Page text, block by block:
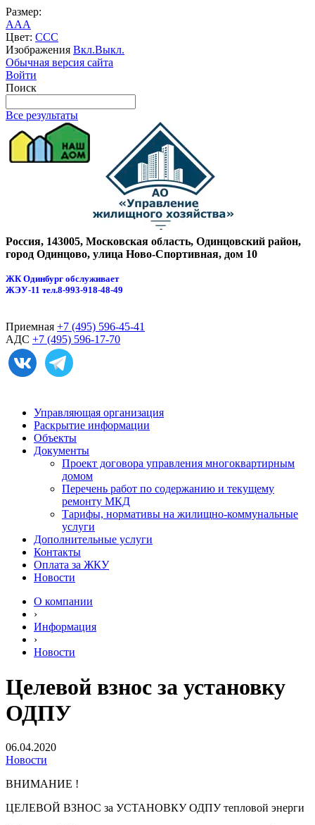
Размер:
AAA
Цвет: CCC
Изображения Вкл.Выкл.
Обычная версия сайта
Войти
Поиск
Все результаты
Россия, 143005, Московская область, Одинцовский район,
город Одинцово, улица Ново-Спортивная, дом 10
ЖК Одинбург обслуживает
ЖЭУ-11 тел.8-993-918-48-49
Приемная +7 (495) 596-45-41
АДС +7 (495) 596-17-70
Управляющая организация
Раскрытие информации
Объекты
Документы
Проект договора управления многоквартирным
домом
Перечень работ по содержанию и текущему
ремонту МКД
Тарифы, нормативы на жилищно-коммунальные
услуги
Дополнительные услуги
Контакты
Оплата за ЖКУ
Новости
О компании
›
Информация
›
Новости
Целевой взнос за установку
ОДПУ
06.04.2020
Новости
ВНИМАНИЕ !
ЦЕЛЕВОЙ ВЗНОС за УСТАНОВКУ ОДПУ тепловой энерги